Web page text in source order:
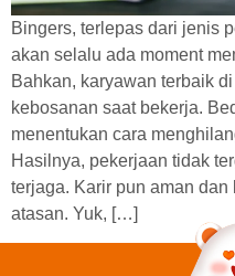
Bingers, terlepas dari jenis
akan selalu ada moment
Bahkan, karyawan terbaik
kebosanan saat bekerja.
menentukan cara
Hasilnya, pekerjaan tidak
terjaga. Karir pun aman
atasan. Yuk, […]